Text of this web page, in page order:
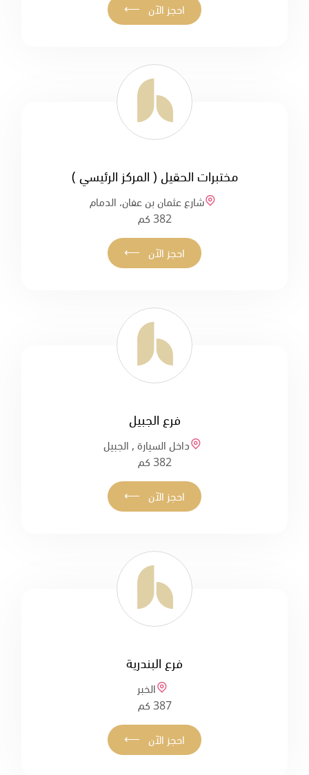
احجز الآن ⟵
مختبرات الحقيل ( المركز الرئيسي )
شارع عثمان بن عفان، الدمام
382 كم
احجز الآن ⟵
فرع الجبيل
داخل السيارة , الجبيل
382 كم
احجز الآن ⟵
فرع البندرية
الخبر
387 كم
احجز الآن ⟵